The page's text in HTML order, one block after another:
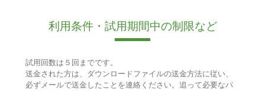
利用条件・試用期間中の制限など
試用回数は５回までです。
送金された方は、ダウンロードファイルの送金方法に従い、
必ずメールで送金したことを連絡ください。追って必要なパ